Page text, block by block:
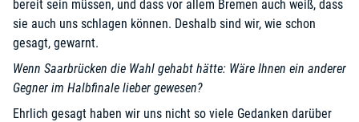
bereit sein müssen, und dass vor allem Bremen auch weiß, dass
sie auch uns schlagen können. Deshalb sind wir, wie schon
gesagt, gewarnt.
Wenn Saarbrücken die Wahl gehabt hätte: Wäre Ihnen ein anderer
Gegner im Halbfinale lieber gewesen?
Ehrlich gesagt haben wir uns nicht so viele Gedanken darüber